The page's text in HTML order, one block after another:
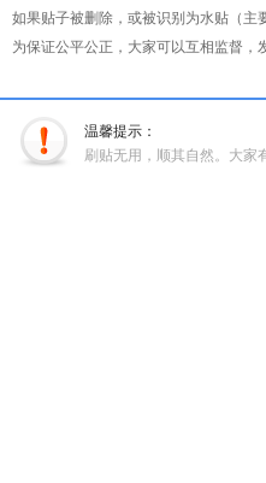
如果贴子被删除，或被识别为水贴（主
为保证公平公正，大家可以互相监督，
温馨提示：
刷贴无用，顺其自然。大家